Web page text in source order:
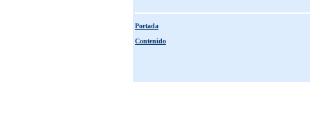
Portada
Contenido